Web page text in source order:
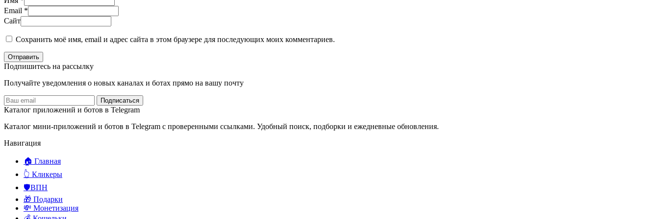
Email *
Сайт
Сохранить моё имя, email и адрес сайта в этом браузере для последующих моих комментариев.
Отправить
Подпишитесь на рассылку
Получайте уведомления о новых каналах и ботаx прямо на вашу почту
Подписаться
Каталог приложений и ботов в Telegram
Каталог мини-приложений и ботов в Telegram с проверенными ссылками. Удобный поиск, подборки и ежедневные обновления.
Навигация
🏠 Главная
👆 Кликеры
🛡️ВПН
🎁 Подарки
💸 Монетизация